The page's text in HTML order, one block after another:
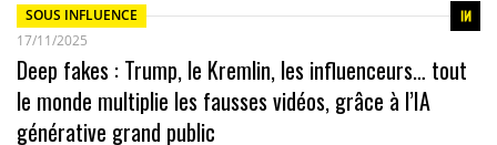
SOUS INFLUENCE
17/11/2025
Deep fakes : Trump, le Kremlin, les influenceurs… tout
le monde multiplie les fausses vidéos, grâce à l’IA
générative grand public